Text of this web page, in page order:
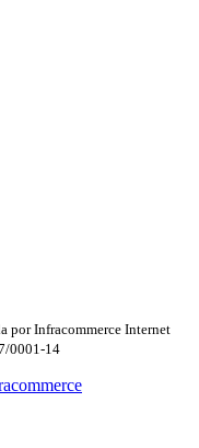
por Infracommerce Internet
0001-14